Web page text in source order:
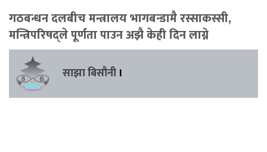
गठबन्धन दलबीच मन्त्रालय भागबन्डामै रस्साकस्सी,
मन्त्रिपरिषद्ले पूर्णता पाउन अझै केही दिन लाग्ने
साझा बिसौनी ।